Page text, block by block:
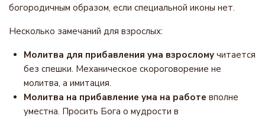
богородичным образом, если специальной иконы нет.
Несколько замечаний для взрослых:
Молитва для прибавления ума взрослому читается
без спешки. Механическое скороговорение не
молитва, а имитация.
Молитва на прибавление ума на работе вполне
уместна. Просить Бога о мудрости в